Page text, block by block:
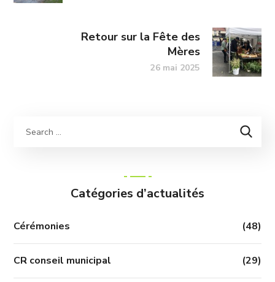
Retour sur la Fête des
Mères
26 mai 2025
Catégories d’actualités
Cérémonies (48)
CR conseil municipal (29)